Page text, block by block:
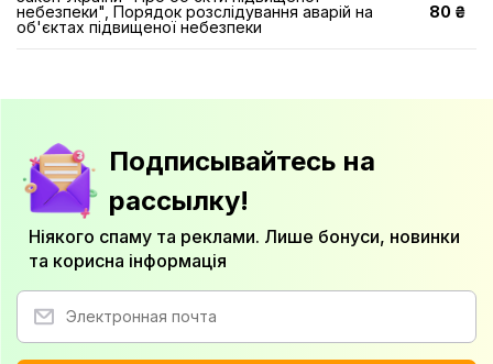
небезпеки", Порядок розслідування аварій на
об'єктах підвищеної небезпеки
80 ₴
Подписывайтесь на
рассылку!
Ніякого спаму та реклами. Лише бонуси, новинки
та корисна інформація